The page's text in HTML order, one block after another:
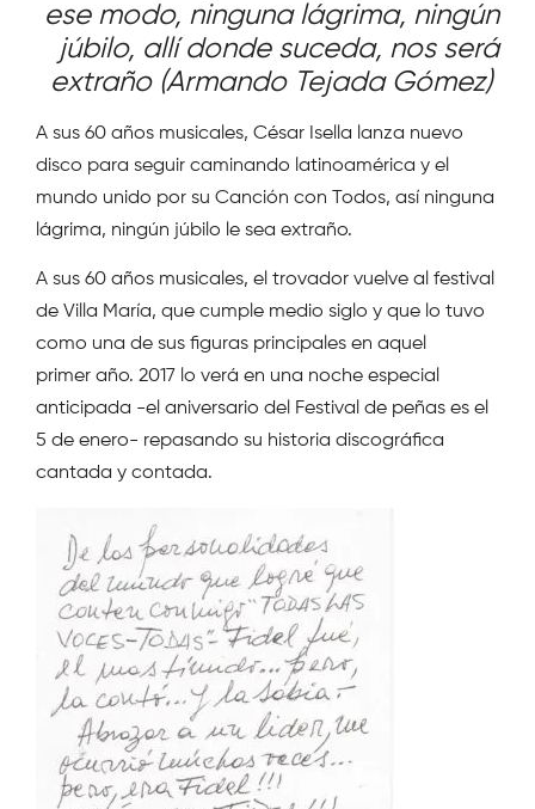
ese modo, ninguna lágrima, ningún
júbilo, allí donde suceda, nos será
extraño (Armando Tejada Gómez)
A sus 60 años musicales, César Isella lanza nuevo
disco para seguir caminando latinoamérica y el
mundo unido por su Canción con Todos, así ninguna
lágrima, ningún júbilo le sea extraño.
A sus 60 años musicales, el trovador vuelve al festival
de Villa María, que cumple medio siglo y que lo tuvo
como una de sus figuras principales en aquel
primer año. 2017 lo verá en una noche especial
anticipada -el aniversario del Festival de peñas es el
5 de enero- repasando su historia discográfica
cantada y contada.